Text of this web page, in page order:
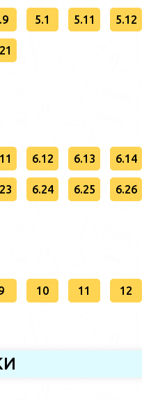
5.1 5.11 5.12
6.12 6.13 6.14
6.24 6.25 6.26
10 11 12